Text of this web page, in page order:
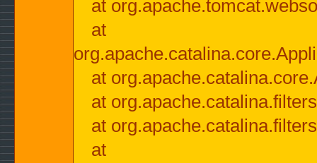
at
at
at
at
at
at